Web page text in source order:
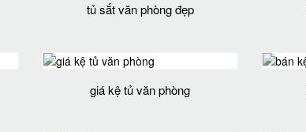
tủ sắt văn phòng đẹp
giá kệ tủ văn phòng